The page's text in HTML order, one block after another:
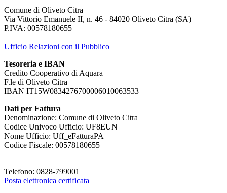
Comune di Oliveto Citra
Via Vittorio Emanuele II, n. 46 - 84020 Oliveto Citra (SA)
P.IVA: 00578180655
Ufficio Relazioni con il Pubblico
Tesoreria e IBAN
Credito Cooperativo di Aquara
F.le di Oliveto Citra
IBAN IT15W0834276700006010063533
Dati per Fattura
Denominazione: Comune di Oliveto Citra
Codice Univoco Ufficio: UF8EUN
Nome Ufficio: Uff_eFatturaPA
Codice Fiscale: 00578180655
Telefono: 0828-799001
Posta elettronica certificata